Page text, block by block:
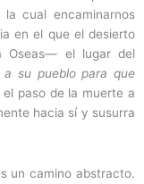
cual encaminarnos
en el que el desierto
Oseas― el lugar del
a su pueblo para que
paso de la muerte a
hacia sí y susurra
un camino abstracto.